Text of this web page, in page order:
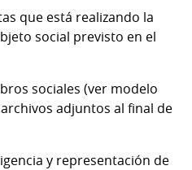
que está realizando la
social previsto en el
sociales (ver modelo
adjuntos al final de
y representación de